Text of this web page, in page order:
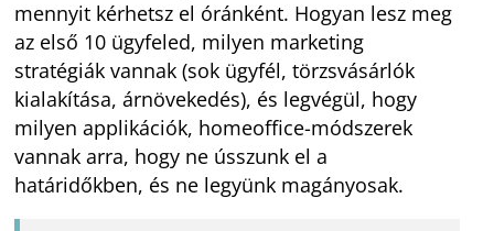
mennyit kérhetsz el óránként. Hogyan lesz meg
az első 10 ügyfeled, milyen marketing
stratégiák vannak (sok ügyfél, törzsvásárlók
kialakítása, árnövekedés), és legvégül, hogy
milyen applikációk, homeoffice-módszerek
vannak arra, hogy ne ússzunk el a
határidőkben, és ne legyünk magányosak.